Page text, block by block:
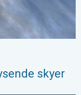
skyer